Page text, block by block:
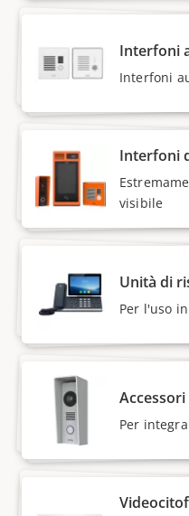
Interfoni
Interfoni
Interfoni
visibile
Unità di
Per l'uso
Per